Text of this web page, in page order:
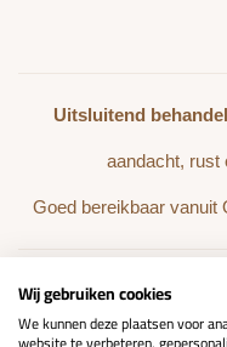
Uitsluitend
aandacht, rust
Goed bereikbaar vanuit
Wij gebruiken cookies
We kunnen deze plaatsen voor